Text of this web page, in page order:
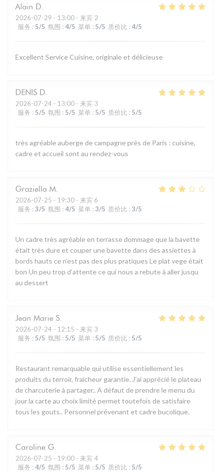
Alain D
2026-07-29 - 13:00 - 来宾 2
服务 : 5/5 氛围 : 4/5 菜单 : 5/5 质价比 : 4/5
Excellent Service Cuisine, originale et délicieuse
DENIS D
2026-07-24 - 13:00 - 来宾 3
服务 : 5/5 氛围 : 5/5 菜单 : 5/5 质价比 : 5/5
très agréable auberge de campagne près de Paris : cuisine,
cadre et accueil sont au rendez-vous
Graziella M
2026-07-25 - 19:30 - 来宾 6
服务 : 3/5 氛围 : 4/5 菜单 : 3/5 质价比 : 3/5
Un cadre très agréable en terrasse dommage que la bavette
était très dure et couper une bavette dans des assiettes à
bords hauts ce n’est pas des plus pratiques Le plat vege était
bon Un peu trop d’attente ce qui nous a rebute à aller jusqu
au dessert
Jean Marie S
2026-07-24 - 12:15 - 来宾 3
服务 : 5/5 氛围 : 5/5 菜单 : 5/5 质价比 : 5/5
Restaurant remarquable qui utilise essentiellement les
produits du terroir, fraicheur garantie. J'ai apprécié le plateau
de charcuterie à partager.. A défaut de prendre le menu du
jour la carte au choix limité permet toutefois de satisfaire
tous les gouts.. Personnel prévenant et cadre bucolique.
Caroline G
2026-07-25 - 19:00 - 来宾 4
服务 : 4/5 氛围 : 5/5 菜单 : 5/5 质价比 : 5/5